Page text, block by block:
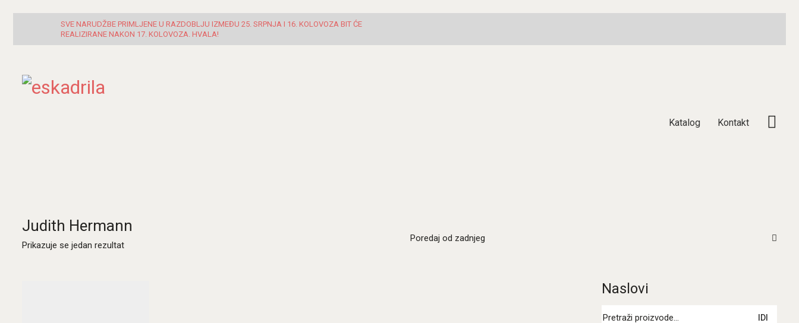
SVE NARUDŽBE PRIMLJENE U RAZDOBLJU IZMEĐU 25. SRPNJA I 16. KOLOVOZA BIT ĆE
REALIZIRANE NAKON 17. KOLOVOZA. HVALA!
Katalog Kontakt
Judith Hermann
Prikazuje se jedan rezultat
Poredaj od zadnjeg
Naslovi
IDI